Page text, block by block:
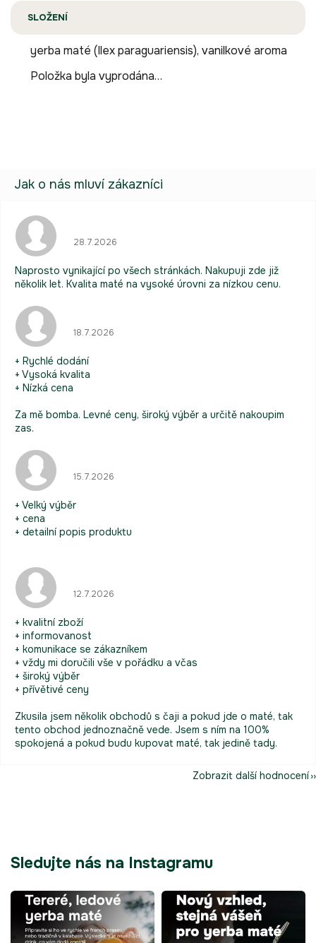
SLOŽENÍ
yerba maté (Ilex paraguariensis), vanilkové aroma
Položka byla vyprodána…
28.7.2026
Naprosto vynikající po všech stránkách. Nakupuji zde již
několik let. Kvalita maté na vysoké úrovni za nízkou cenu.
18.7.2026
+ Rychlé dodání
+ Vysoká kvalita
+ Nízká cena
Za mě bomba. Levné ceny, široký výběr a určitě nakoupim
zas.
15.7.2026
+ Velký výběr
+ cena
+ detailní popis produktu
12.7.2026
+ kvalitní zboží
+ informovanost
+ komunikace se zákazníkem
+ vždy mi doručili vše v pořádku a včas
+ široký výběr
+ přívětivé ceny
Zkusila jsem několik obchodů s čaji a pokud jde o maté, tak
tento obchod jednoznačně vede. Jsem s ním na 100%
spokojená a pokud budu kupovat maté, tak jedině tady.
Zobrazit další hodnocení
Sledujte nás na Instagramu